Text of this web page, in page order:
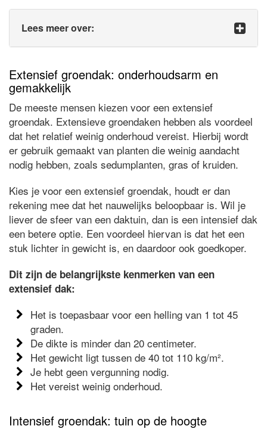
Lees meer over:
Extensief groendak: onderhoudsarm en
gemakkelijk
De meeste mensen kiezen voor een extensief
groendak. Extensieve groendaken hebben als voordeel
dat het relatief weinig onderhoud vereist. Hierbij wordt
er gebruik gemaakt van planten die weinig aandacht
nodig hebben, zoals sedumplanten, gras of kruiden.
Kies je voor een extensief groendak, houdt er dan
rekening mee dat het nauwelijks beloopbaar is. Wil je
liever de sfeer van een daktuin, dan is een intensief dak
een betere optie. Een voordeel hiervan is dat het een
stuk lichter in gewicht is, en daardoor ook goedkoper.
Dit zijn de belangrijkste kenmerken van een
extensief dak:
Het is toepasbaar voor een helling van 1 tot 45
graden.
De dikte is minder dan 20 centimeter.
Het gewicht ligt tussen de 40 tot 110 kg/m².
Je hebt geen vergunning nodig.
Het vereist weinig onderhoud.
Intensief groendak: tuin op de hoogte